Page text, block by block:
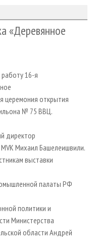
«Деревянное
16-я
церемония открытия
№ 75 ВВЦ.
директор
Михаил Башелеишвили.
выставки
палаты РФ
политики и
Министерства
области Андрей